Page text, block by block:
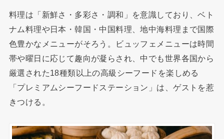
料理は「新鮮さ・多彩さ・調和」を意識しており、ベト
ナム料理や日本・韓国・中国料理、地中海料理まで国際
色豊かなメニューがそろう。ビュッフェメニューは時間
帯や曜日に応じて趣向が凝らされ、中でも世界各国から
厳選された18種類以上の高級シーフードを楽しめる
「プレミアムシーフードステーション」は、ゲストを惹
きつける。